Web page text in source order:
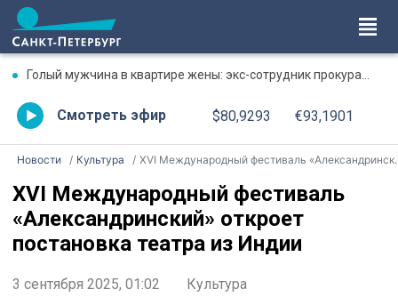
Голый мужчина в квартире жены: экс-сотрудник прокуратуры рассказал, почему совершил убийство
Смотреть эфир $80,9293 €93,1901
Новости Культура XVI Международный фестиваль «Александринский» откроет постановка театра из Индии
XVI Международный фестиваль
«Александринский» откроет
постановка театра из Индии
3 сентября 2025, 01:02 Культура